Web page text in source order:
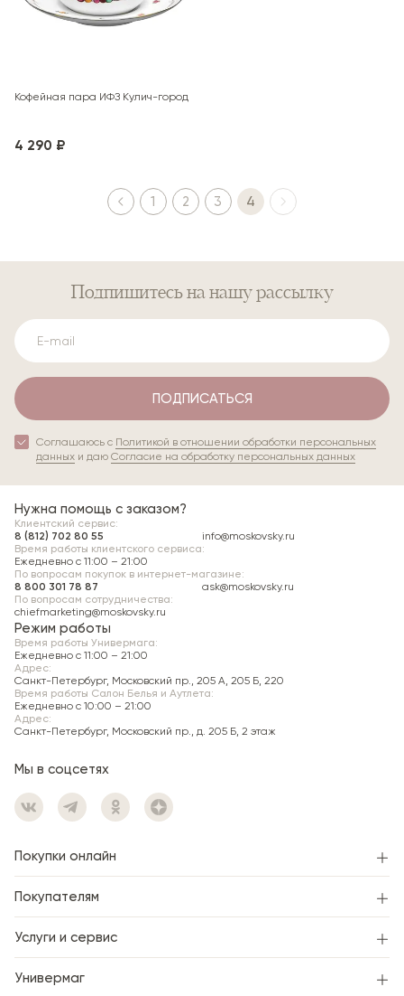
Кофейная пара ИФЗ Кулич-город
4 290 ₽
1 2 3 4
Подпишитесь на нашу рассылку
ПОДПИСАТЬСЯ
Соглашаюсь с Политикой в отношении обработки персональных
данных и даю Согласие на обработку персональных данных
Нужна помощь с заказом?
Клиентский сервис:
8 (812) 702 80 55
info@moskovsky.ru
Время работы клиентского сервиса:
Ежедневно с 11:00 – 21:00
По вопросам сотрудничества:
chiefmarketing@moskovsky.ru
По вопросам покупок в интернет-магазине:
8 800 301 78 87
ask@moskovsky.ru
Режим работы
Время работы Универмага:
Ежедневно c 11:00 – 21:00
Адрес:
Санкт-Петербург, Московский пр., 205 А, 205 Б, 220
Время работы Салон Белья и Аутлета:
Ежедневно c 10:00 – 21:00
Адрес:
Санкт-Петербург, Московский пр., д. 205 Б, 2 этаж
Мы в соцсетях
Покупки онлайн
Покупателям
Услуги и сервис
Универмаг